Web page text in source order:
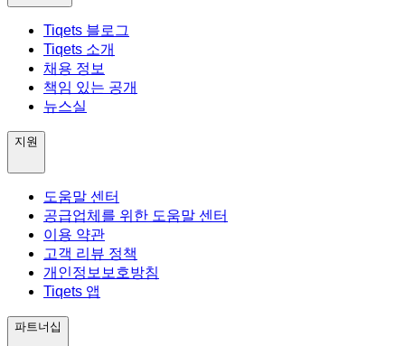
Tiqets 블로그
Tiqets 소개
채용 정보
책임 있는 공개
뉴스실
지원
도움말 센터
공급업체를 위한 도움말 센터
이용 약관
고객 리뷰 정책
개인정보보호방침
Tiqets 앱
파트너십